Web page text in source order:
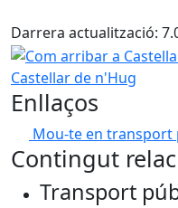
Darrera actualització:
Com arribar a Castellar
Castellar de n'Hug
Enllaços
Mou-te en transport
Contingut
Transport